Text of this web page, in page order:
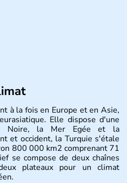
à la fois en Europe et en Asie,
Elle dispose d'une
Noire, la Mer Egée et la
et occident, la Turquie s'étale
800 000 km2 comprenant 71
se compose de deux chaînes
plateaux pour un climat